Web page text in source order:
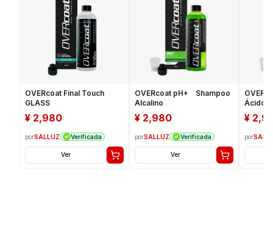
OVERcoat Final Touch
GLASS
¥ 2,980
porSALLUZ Verificada
Ver
OVERcoat pH+ Shampoo
Alcalino
¥ 2,980
porSALLUZ Verificada
Ver
Ácido
¥
por